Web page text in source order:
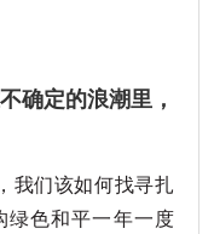
确定的浪潮里，
我们该如何找寻扎
绿色和平一年一度